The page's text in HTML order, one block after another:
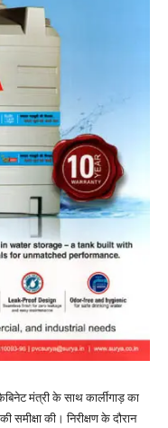
मंत्री के साथ कार्लीगाड़ का
समीक्षा की। निरीक्षण के दौरान